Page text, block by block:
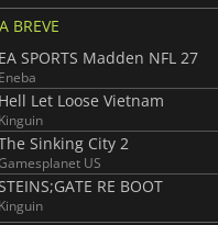
BREVE
EA SPORTS Madden NFL 27
Eneba
Hell Let Loose Vietnam
Kinguin
Sinking City 2
US
RE BOOT
Kinguin